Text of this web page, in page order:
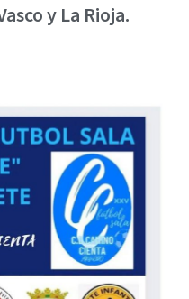
y La Rioja.